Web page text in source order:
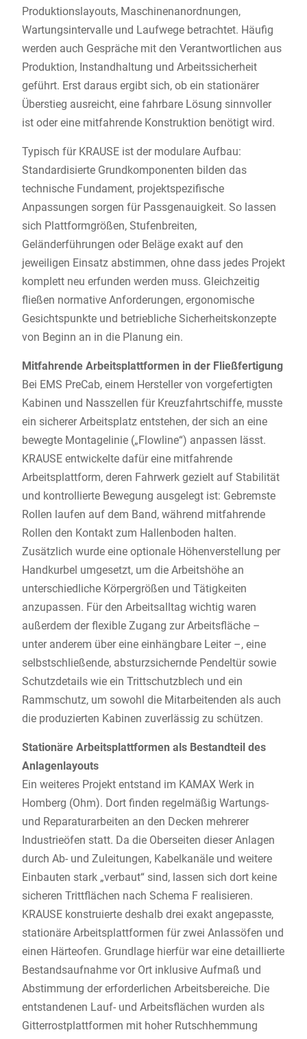
Produktionslayouts, Maschinenanordnungen,
Wartungsintervalle und Laufwege betrachtet. Häufig
werden auch Gespräche mit den Verantwortlichen aus
Produktion, Instandhaltung und Arbeitssicherheit
geführt. Erst daraus ergibt sich, ob ein stationärer
Überstieg ausreicht, eine fahrbare Lösung sinnvoller
ist oder eine mitfahrende Konstruktion benötigt wird.
Typisch für KRAUSE ist der modulare Aufbau:
Standardisierte Grundkomponenten bilden das
technische Fundament, projektspezifische
Anpassungen sorgen für Passgenauigkeit. So lassen
sich Plattformgrößen, Stufenbreiten,
Geländerführungen oder Beläge exakt auf den
jeweiligen Einsatz abstimmen, ohne dass jedes Projekt
komplett neu erfunden werden muss. Gleichzeitig
fließen normative Anforderungen, ergonomische
Gesichtspunkte und betriebliche Sicherheitskonzepte
von Beginn an in die Planung ein.
Mitfahrende Arbeitsplattformen in der Fließfertigung
Bei EMS PreCab, einem Hersteller von vorgefertigten
Kabinen und Nasszellen für Kreuzfahrtschiffe, musste
ein sicherer Arbeitsplatz entstehen, der sich an eine
bewegte Montagelinie („Flowline“) anpassen lässt.
KRAUSE entwickelte dafür eine mitfahrende
Arbeitsplattform, deren Fahrwerk gezielt auf Stabilität
und kontrollierte Bewegung ausgelegt ist: Gebremste
Rollen laufen auf dem Band, während mitfahrende
Rollen den Kontakt zum Hallenboden halten.
Zusätzlich wurde eine optionale Höhenverstellung per
Handkurbel umgesetzt, um die Arbeitshöhe an
unterschiedliche Körpergrößen und Tätigkeiten
anzupassen. Für den Arbeitsalltag wichtig waren
außerdem der flexible Zugang zur Arbeitsfläche –
unter anderem über eine einhängbare Leiter –, eine
selbstschließende, absturzsichernde Pendeltür sowie
Schutzdetails wie ein Trittschutzblech und ein
Rammschutz, um sowohl die Mitarbeitenden als auch
die produzierten Kabinen zuverlässig zu schützen.
Stationäre Arbeitsplattformen als Bestandteil des
Anlagenlayouts
Ein weiteres Projekt entstand im KAMAX Werk in
Homberg (Ohm). Dort finden regelmäßig Wartungs-
und Reparaturarbeiten an den Decken mehrerer
Industrieöfen statt. Da die Oberseiten dieser Anlagen
durch Ab- und Zuleitungen, Kabelkanäle und weitere
Einbauten stark „verbaut“ sind, lassen sich dort keine
sicheren Trittflächen nach Schema F realisieren.
KRAUSE konstruierte deshalb drei exakt angepasste,
stationäre Arbeitsplattformen für zwei Anlassöfen und
einen Härteofen. Grundlage hierfür war eine detaillierte
Bestandsaufnahme vor Ort inklusive Aufmaß und
Abstimmung der erforderlichen Arbeitsbereiche. Die
entstandenen Lauf- und Arbeitsflächen wurden als
Gitterrostplattformen mit hoher Rutschhemmung